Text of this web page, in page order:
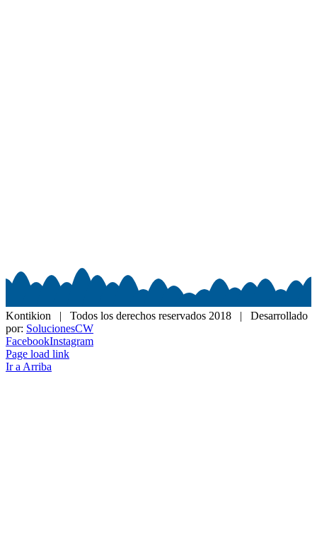
Kontikion | Todos los derechos reservados 2018 | Desarrollado
por: SolucionesCW
FacebookInstagram
Page load link
Ir a Arriba